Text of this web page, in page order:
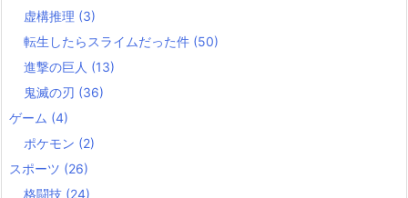
虚構推理 (3)
転生したらスライムだった件 (50)
進撃の巨人 (13)
鬼滅の刃 (36)
ゲーム (4)
ポケモン (2)
スポーツ (26)
格闘技 (24)